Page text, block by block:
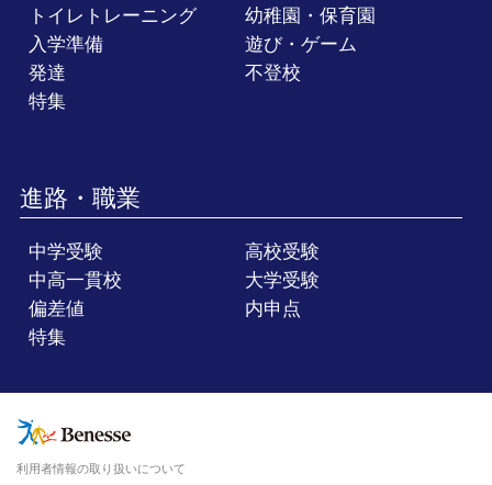
トイレトレーニング
幼稚園・保育園
入学準備
遊び・ゲーム
発達
不登校
特集
進路・職業
中学受験
高校受験
中高一貫校
大学受験
偏差値
内申点
特集
利用者情報の取り扱いについて